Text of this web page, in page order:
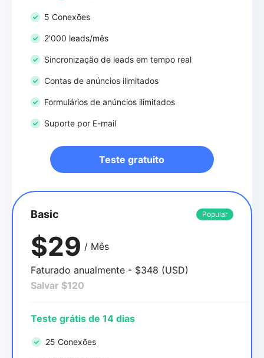
5 Conexões
2'000 leads/mês
Sincronização de leads em tempo real
Contas de anúncios ilimitados
Formulários de anúncios ilimitados
Suporte por E-mail
Teste gratuito
Basic Popular
$29 / Mês
Faturado anualmente - $348 (USD)
Salvar $120
Teste grátis de 14 dias
25 Conexões